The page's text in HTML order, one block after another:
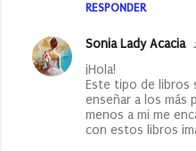
RESPONDER
Sonia Lady Acacia
¡Hola!
Este tipo de libros
enseñar a los más
menos a mi me
con estos libros